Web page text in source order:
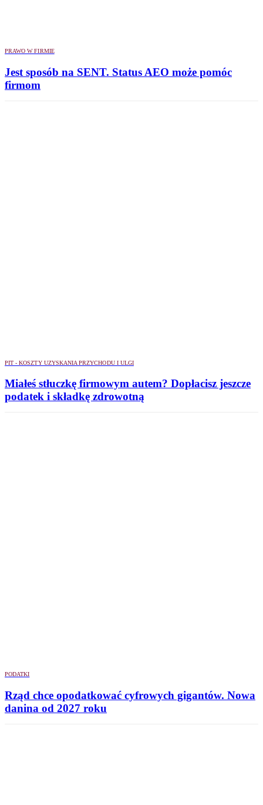
PRAWO W FIRMIE
Jest sposób na SENT. Status AEO może pomóc
firmom
PIT - KOSZTY UZYSKANIA PRZYCHODU I ULGI
Miałeś stłuczkę firmowym autem? Dopłacisz jeszcze
podatek i składkę zdrowotną
PODATKI
Rząd chce opodatkować cyfrowych gigantów. Nowa
danina od 2027 roku